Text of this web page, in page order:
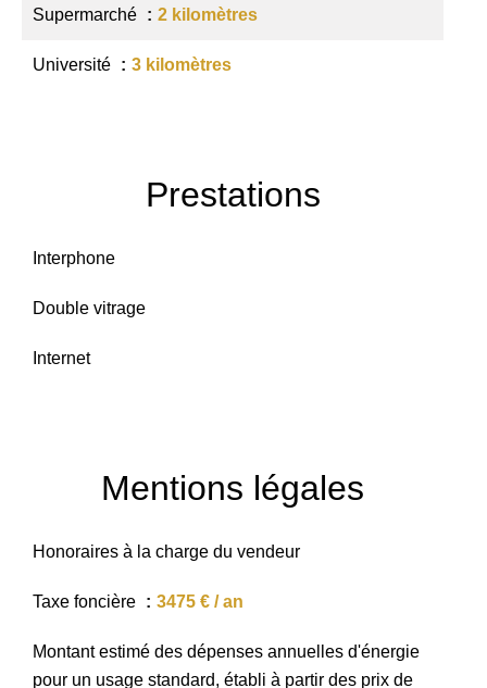
Supermarché 2 kilomètres
Université 3 kilomètres
Prestations
Interphone
Double vitrage
Internet
Mentions légales
Honoraires à la charge du vendeur
Taxe foncière 3475 € / an
Montant estimé des dépenses annuelles d'énergie
pour un usage standard, établi à partir des prix de